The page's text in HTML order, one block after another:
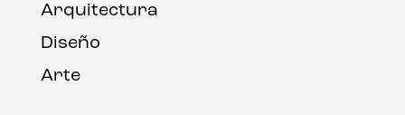
Arquitectura
Diseño
Arte